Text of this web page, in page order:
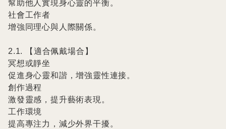
幫助他人實現身心靈的平衡。
社會工作者
增強同理心與人際關係。
2.1. 【適合佩戴場合】
冥想或靜坐
促進身心靈和諧，增強靈性連接。
創作過程
激發靈感，提升藝術表現。
工作環境
提高專注力，減少外界干擾。